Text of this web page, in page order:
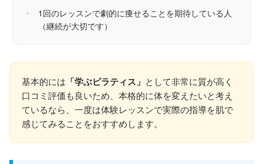
・
1回のレッスンで劇的に痩せることを期待している人
（継続が大切です）
基本的には 「学ぶピラティス」 として非常に質が高く
口コミ評価も良いため、本格的に体を変えたいと考え
ているなら、一度は体験レッスンで実際の指導を肌で
感じてみることをおすすめします。